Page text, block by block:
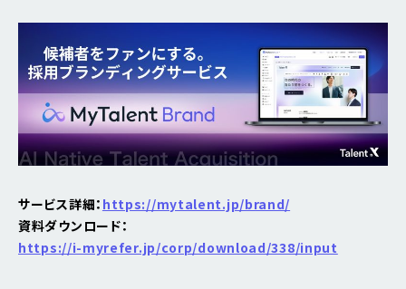
サービス詳細： https://mytalent.jp/brand/
資料ダウンロード：
https://i-myrefer.jp/corp/download/338/input